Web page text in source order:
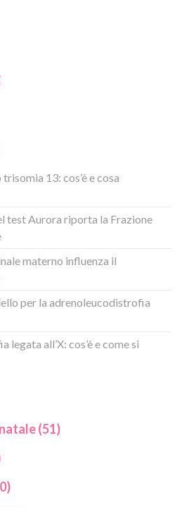
13: cos’è e cosa
test Aurora riporta la Frazione
materno influenza il
per la adrenoleucodistrofia
all’X: cos’è e come si
(51)